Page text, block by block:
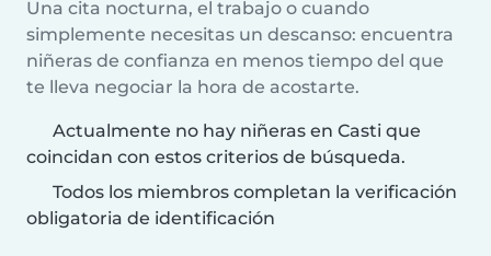
Una cita nocturna, el trabajo o cuando
simplemente necesitas un descanso: encuentra
niñeras de confianza en menos tiempo del que
te lleva negociar la hora de acostarte.
Actualmente no hay niñeras en Casti que
coincidan con estos criterios de búsqueda.
Todos los miembros completan la verificación
obligatoria de identificación